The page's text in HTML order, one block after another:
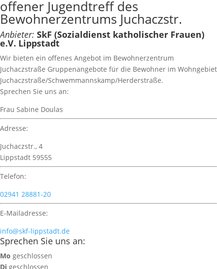
offener Jugendtreff des
Bewohnerzentrums Juchaczstr.
Anbieter: SkF (Sozialdienst katholischer Frauen)
e.V. Lippstadt
Wir bieten ein offenes Angebot im Bewohnerzentrum
Juchaczstraße Gruppenangebote für die Bewohner im Wohngebiet
Juchaczstraße/Schwemmannskamp/Herderstraße.
Sprechen Sie uns an:
Frau Sabine Doulas
Adresse:
Juchaczstr., 4
Lippstadt 59555
Telefon:
02941 28881-20
E-Mailadresse:
info@skf-lippstadt.de
Sprechen Sie uns an:
Mo geschlossen
Di geschlossen